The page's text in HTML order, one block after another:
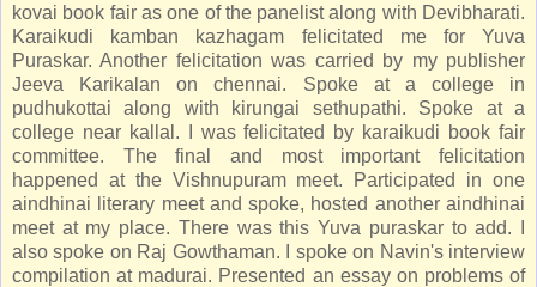
kovai book fair as one of the panelist along with Devibharati.
Karaikudi kamban kazhagam felicitated me for Yuva
Puraskar. Another felicitation was carried by my publisher
Jeeva Karikalan on chennai. Spoke at a college in
pudhukottai along with kirungai sethupathi. Spoke at a
college near kallal. I was felicitated by karaikudi book fair
committee. The final and most important felicitation
happened at the Vishnupuram meet. Participated in one
aindhinai literary meet and spoke, hosted another aindhinai
meet at my place. There was this Yuva puraskar to add. I
also spoke on Raj Gowthaman. I spoke on Navin's interview
compilation at madurai. Presented an essay on problems of